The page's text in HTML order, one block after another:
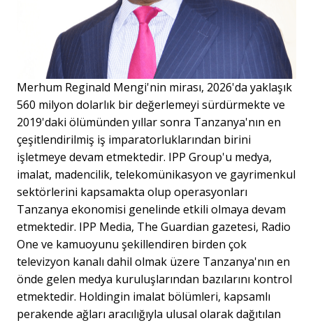
Merhum Reginald Mengi'nin mirası, 2026'da yaklaşık
560 milyon dolarlık bir değerlemeyi sürdürmekte ve
2019'daki ölümünden yıllar sonra Tanzanya'nın en
çeşitlendirilmiş iş imparatorluklarından birini
işletmeye devam etmektedir. IPP Group'u medya,
imalat, madencilik, telekomünikasyon ve gayrimenkul
sektörlerini kapsamakta olup operasyonları
Tanzanya ekonomisi genelinde etkili olmaya devam
etmektedir. IPP Media, The Guardian gazetesi, Radio
One ve kamuoyunu şekillendiren birden çok
televizyon kanalı dahil olmak üzere Tanzanya'nın en
önde gelen medya kuruluşlarından bazılarını kontrol
etmektedir. Holdingin imalat bölümleri, kapsamlı
perakende ağları aracılığıyla ulusal olarak dağıtılan